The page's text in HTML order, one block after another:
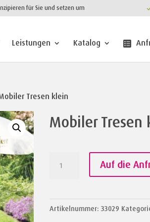
für Sie und setzen um
Leistungen Katalog
Tresen klein
Mobiler Tresen
Menge
Auf die
Artikelnummer:33029